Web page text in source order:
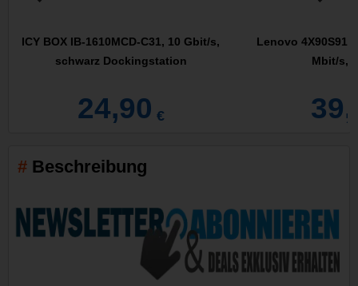
ICY BOX IB-1610MCD-C31, 10 Gbit/s,
schwarz Dockingstation
24,90 €
Lenovo
Mbit/s,
Beschreibung